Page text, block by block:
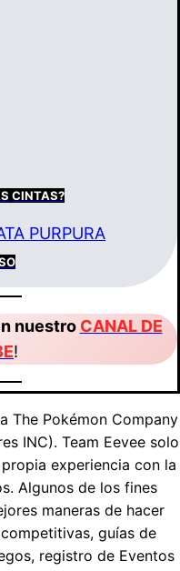
CINTAS?
nuestro CANAL DE
!
The Pokémon Company
INC). Team Eevee solo
experiencia con la
Algunos de los fines
maneras de hacer
guías de
registro de Eventos